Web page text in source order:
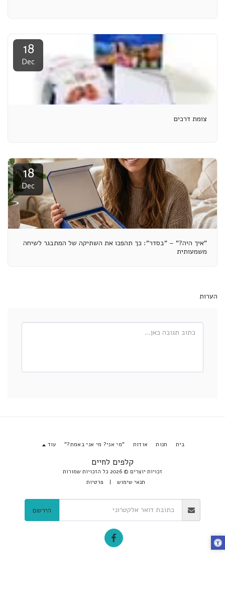
18
Dec
צומת דרכים
18
Dec
"איך היה?" – "בסדר": כך תהפכו את השתיקה של המתבגר לשיחה
משמעותית
הערות
קלפים לחיים
זכויות יוצרים © 2026 כל הזכויות שמורות
תנאי שימוש | פרטיות
בית חנות אודות "מי אני? מי אני באמת?" עוד
הירשם